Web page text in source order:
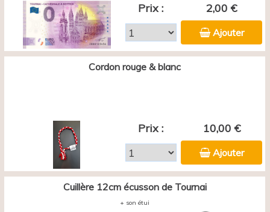
Prix : 2,00 €
Ajouter
Cordon rouge & blanc
Prix : 10,00 €
Ajouter
Cuillère 12cm écusson de Tournai
+ son étui